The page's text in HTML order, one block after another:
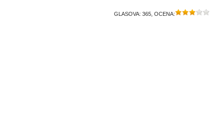
GLASOVA: 365 , OCENA: